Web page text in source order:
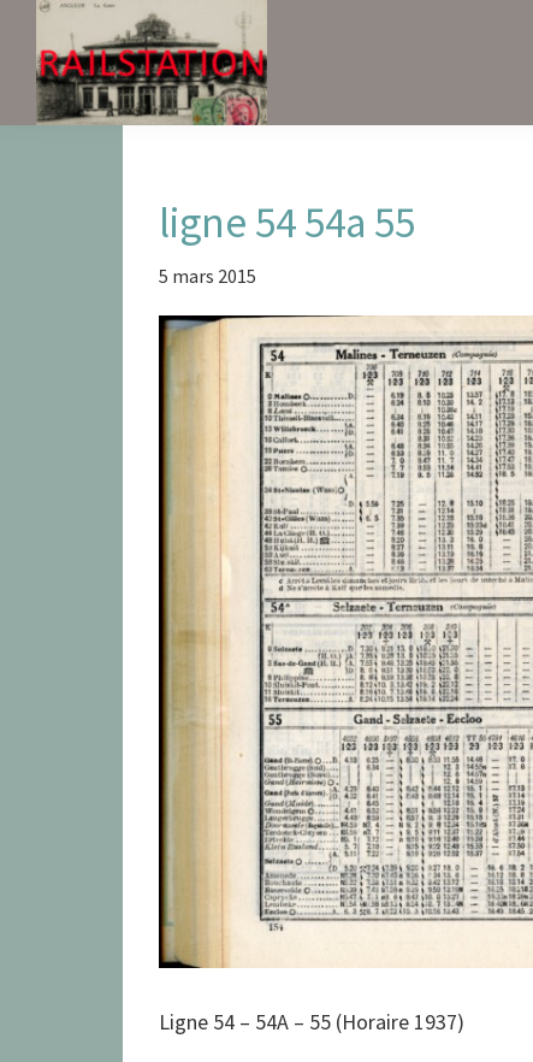
primary
navigation
main
content
primary
sidebar
ligne 54 54a 55
5 mars 2015
Ligne 54 – 54A – 55 (Horaire 1937)